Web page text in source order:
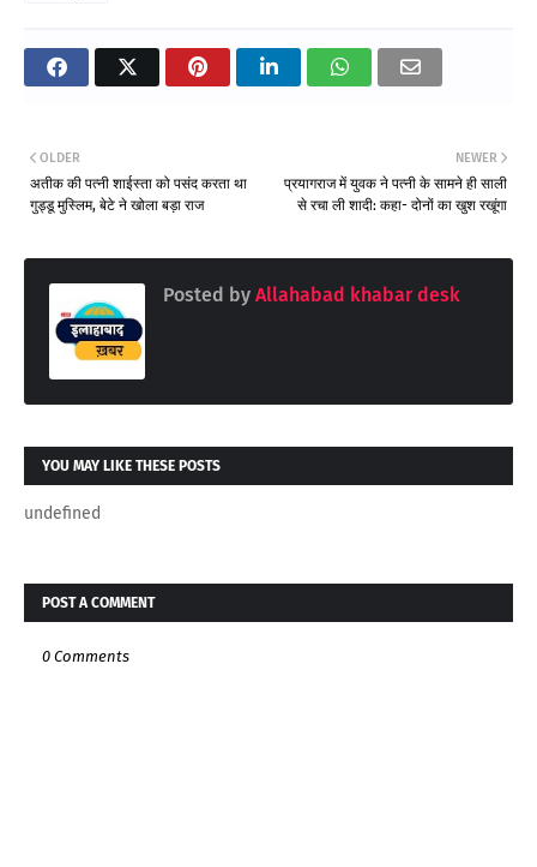
NEWER
प्रयागराज में युवक ने पत्नी के सामने ही साली
से रचा ली शादी: कहा- दोनों का खुश रखूंगा
OLDER
अतीक की पत्नी शाईस्ता को पसंद करता था
गुड्डू मुस्लिम, बेटे ने खोला बड़ा राज
Posted by Allahabad khabar desk
YOU MAY LIKE THESE POSTS
undefined
POST A COMMENT
0 Comments